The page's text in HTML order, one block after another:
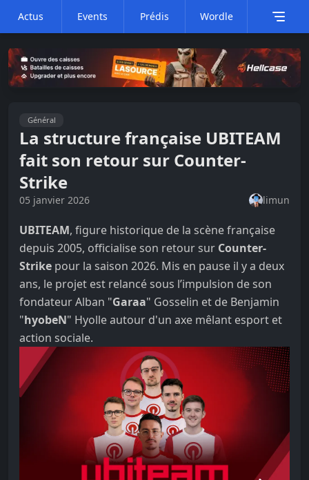
Actus Events Prédis Wordle
Général
La structure française UBITEAM
fait son retour sur Counter-
Strike
05 janvier 2026 limun
UBITEAM, figure historique de la scène française
depuis 2005, officialise son retour sur Counter-
Strike pour la saison 2026. Mis en pause il y a deux
ans, le projet est relancé sous l’impulsion de son
fondateur Alban "Garaa" Gosselin et de Benjamin
"hyobeN" Hyolle autour d'un axe mêlant esport et
action sociale.